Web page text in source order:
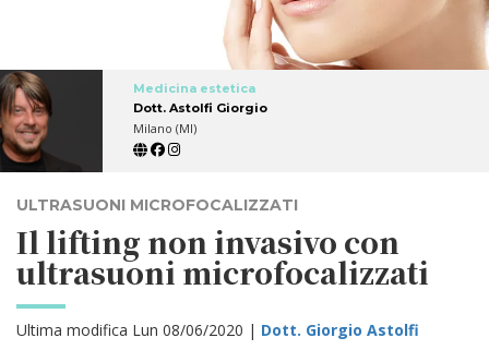
Medicina estetica
Dott. Astolfi Giorgio
Milano (MI)
ULTRASUONI MICROFOCALIZZATI
Il lifting non invasivo con
ultrasuoni microfocalizzati
Ultima modifica Lun 08/06/2020 | Dott. Giorgio Astolfi